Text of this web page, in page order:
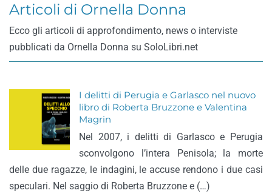
Articoli di Ornella Donna
Ecco gli articoli di approfondimento, news o interviste
pubblicati da Ornella Donna su SoloLibri.net
I delitti di Perugia e Garlasco nel nuovo
libro di Roberta Bruzzone e Valentina
Magrin
Nel 2007, i delitti di Garlasco e Perugia
sconvolgono l’intera Penisola; la morte
delle due ragazze, le indagini, le accuse rendono i due casi
speculari. Nel saggio di Roberta Bruzzone e (…)